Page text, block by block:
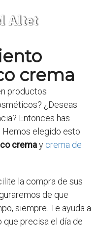
Altet
crema
productos
¿Deseas
Entonces has
Hemos elegido esto
cremay crema de
la compra de sus
de que
siempre. Te ayuda a
precisa el día de